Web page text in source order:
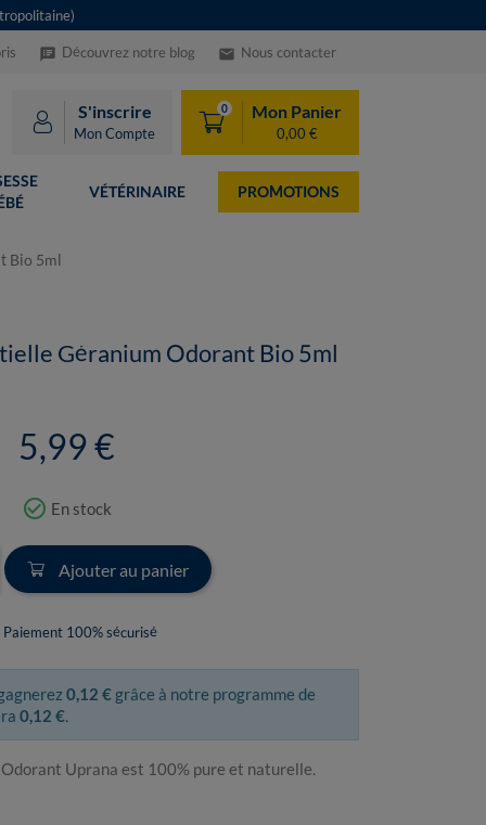
speaker_notes Découvrez notre blog email Nous contacter
S'inscrire
Mon Compte
0 Mon Panier
0,00 €
VÉTÉRINAIRE PROMOTIONS
Bio 5ml
Géranium Odorant Bio 5ml
5,99 €
check_circle_outline En stock
Ajouter au panier
Paiement 100% sécurisé
0,12 € grâce à notre programme de
0,12 €.
Uprana est 100% pure et naturelle.